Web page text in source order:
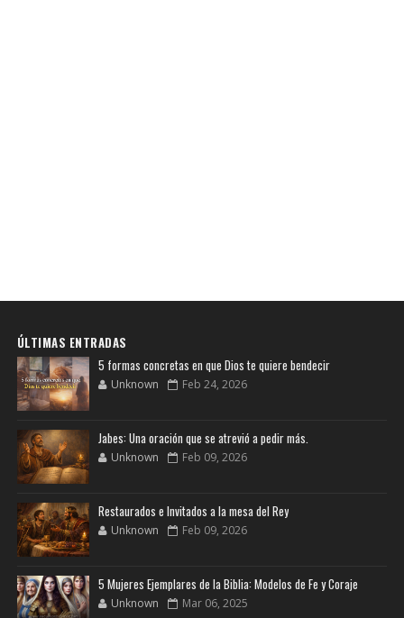
ÚLTIMAS ENTRADAS
5 formas concretas en que Dios te quiere bendecir
Unknown Feb 24, 2026
Jabes: Una oración que se atrevió a pedir más.
Unknown Feb 09, 2026
Restaurados e Invitados a la mesa del Rey
Unknown Feb 09, 2026
5 Mujeres Ejemplares de la Biblia: Modelos de Fe y Coraje
Unknown Mar 06, 2025